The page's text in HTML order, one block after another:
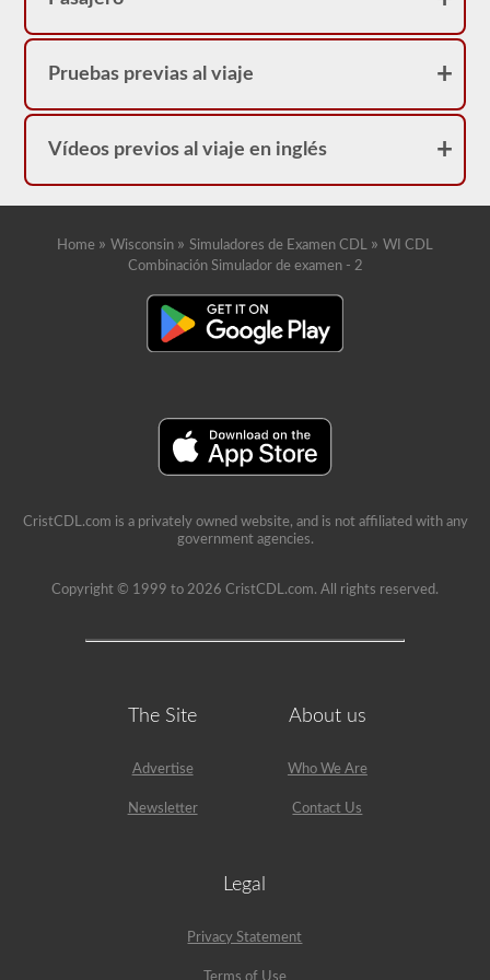
Pruebas previas al viaje
Vídeos previos al viaje en inglés
Home » Wisconsin » Simuladores de Examen CDL » WI CDL
Combinación Simulador de examen - 2
CristCDL.com is a privately owned website, and is not affiliated with any
government agencies.
Copyright © 1999 to 2026 CristCDL.com. All rights reserved.
The Site
Advertise
Newsletter
About us
Who We Are
Contact Us
Legal
Privacy Statement
Terms of Use